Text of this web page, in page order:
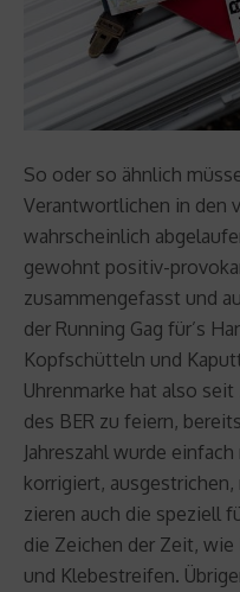
So oder so ähnlich
Verantwortlichen in den
wahrscheinlich
gewohnt positiv-
zusammengefasst und
der Running Gag für’s
Kopfschütteln und
Uhrenmarke hat also seit
des BER zu feiern,
Jahreszahl wurde
korrigiert,
zieren auch die speziell
die Zeichen der Zeit,
und Klebestreifen.